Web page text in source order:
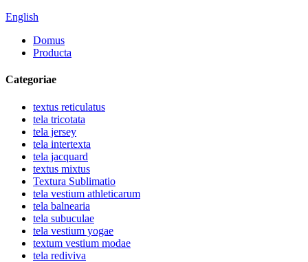
English
Domus
Producta
Categoriae
textus reticulatus
tela tricotata
tela jersey
tela intertexta
tela jacquard
textus mixtus
Textura Sublimatio
tela vestium athleticarum
tela balnearia
tela subuculae
tela vestium yogae
textum vestium modae
tela rediviva